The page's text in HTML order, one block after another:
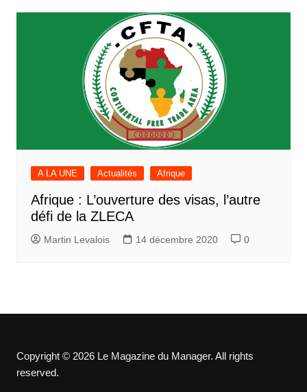
A LA UNE Actualités Afrique
Afrique : L’ouverture des visas, l’autre
défi de la ZLECA
Martin Levalois 14 décembre 2020 0
Copyright © 2026 Le Magazine du Manager. All rights
reserved.